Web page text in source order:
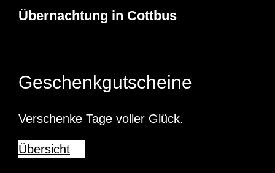
Übernachtung in Cottbus
Geschenkgutscheine
Verschenke Tage voller Glück.
Übersicht